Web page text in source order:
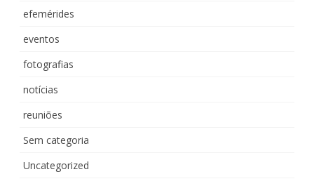
efemérides
eventos
fotografias
notícias
reuniões
Sem categoria
Uncategorized